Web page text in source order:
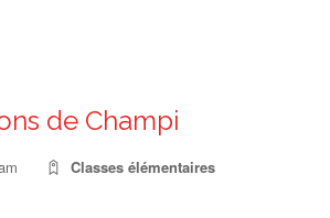
de Champi
Classes élémentaires